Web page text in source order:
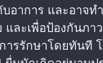
อาการ และอาจท
ละเพื่อป้องกันภา
รรักษาโดยทันที